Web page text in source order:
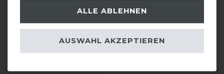
CAVALLO Care Creme
Schuhcreme 75 ml
CAVALLO Care Creme
Schuhcreme 75 ml
ALLE ABLEHNEN
AUSWAHL AKZEPTIEREN